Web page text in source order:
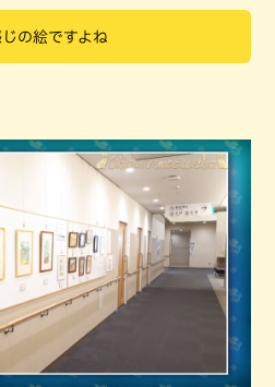
の絵ですよね